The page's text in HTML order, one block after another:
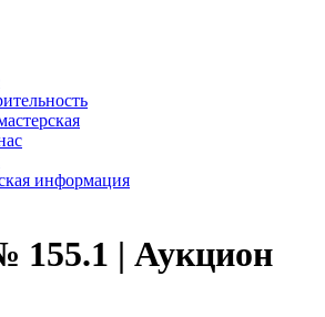
информация
155.1 | Аукцион